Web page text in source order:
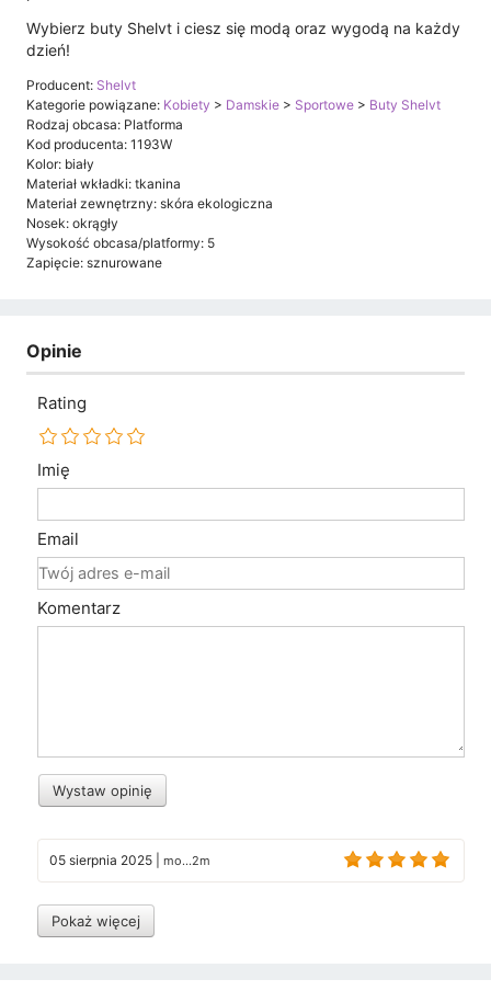
Wybierz buty Shelvt i ciesz się modą oraz wygodą na każdy
dzień!
Producent: Shelvt
Kategorie powiązane: Kobiety > Damskie > Sportowe > Buty Shelvt
Rodzaj obcasa: Platforma
Kod producenta: 1193W
Kolor: biały
Materiał wkładki: tkanina
Materiał zewnętrzny: skóra ekologiczna
Nosek: okrągły
Wysokość obcasa/platformy: 5
Zapięcie: sznurowane
Opinie
Rating
Imię
Email
Komentarz
Wystaw opinię
05 sierpnia 2025 mo...2m
Pokaż więcej